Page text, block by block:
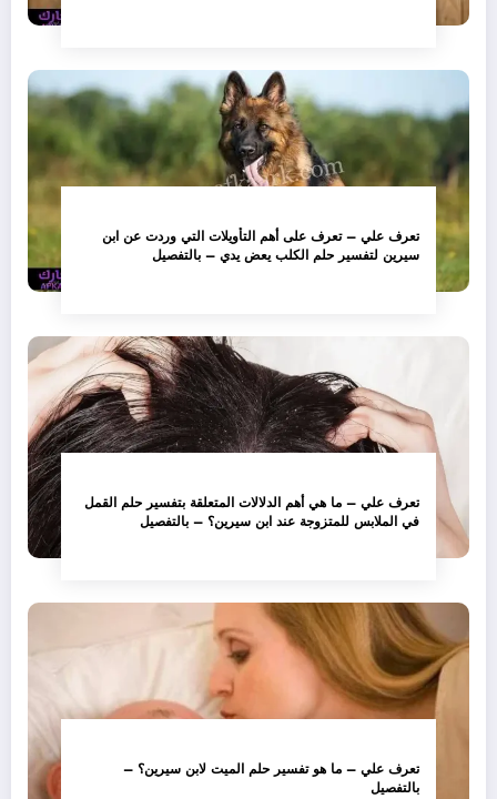
تعرف علي – تعرف على أهم التأويلات التي وردت عن ابن
سيرين لتفسير حلم الكلب يعض يدي – بالتفصيل
تعرف علي – ما هي أهم الدلالات المتعلقة بتفسير حلم القمل
في الملابس للمتزوجة عند ابن سيرين؟ – بالتفصيل
تعرف علي – ما هو تفسير حلم الميت لابن سيرين؟ –
بالتفصيل